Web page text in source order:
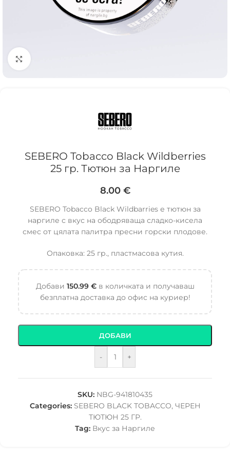
Click to enlarge
SEBERO Tobacco Black Wildberries
25 гр. Тютюн за Наргиле
8.00 €
SEBERO Tobacco Black Wildbarries е тютюн за
наргиле с вкус на ободряваща сладко-кисела
смес от цялата палитра пресни горски плодове.
Опаковка: 25 гр., пластмасова кутия.
Добави 150.99 €в количката и получаваш
безплатна доставка до офис на куриер!
- +
ДОБАВИ
SKU: NBG-941810435
Categories: SEBERO BLACK TOBACCO, ЧЕРЕН
ТЮТЮН 25 ГР.
Tag: Вкус за Наргиле